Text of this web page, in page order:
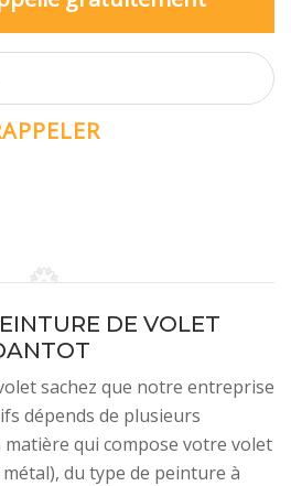
DE VOLET
sachez que notre entreprise
dépends de plusieurs
matière qui compose votre volet
du type de peinture à